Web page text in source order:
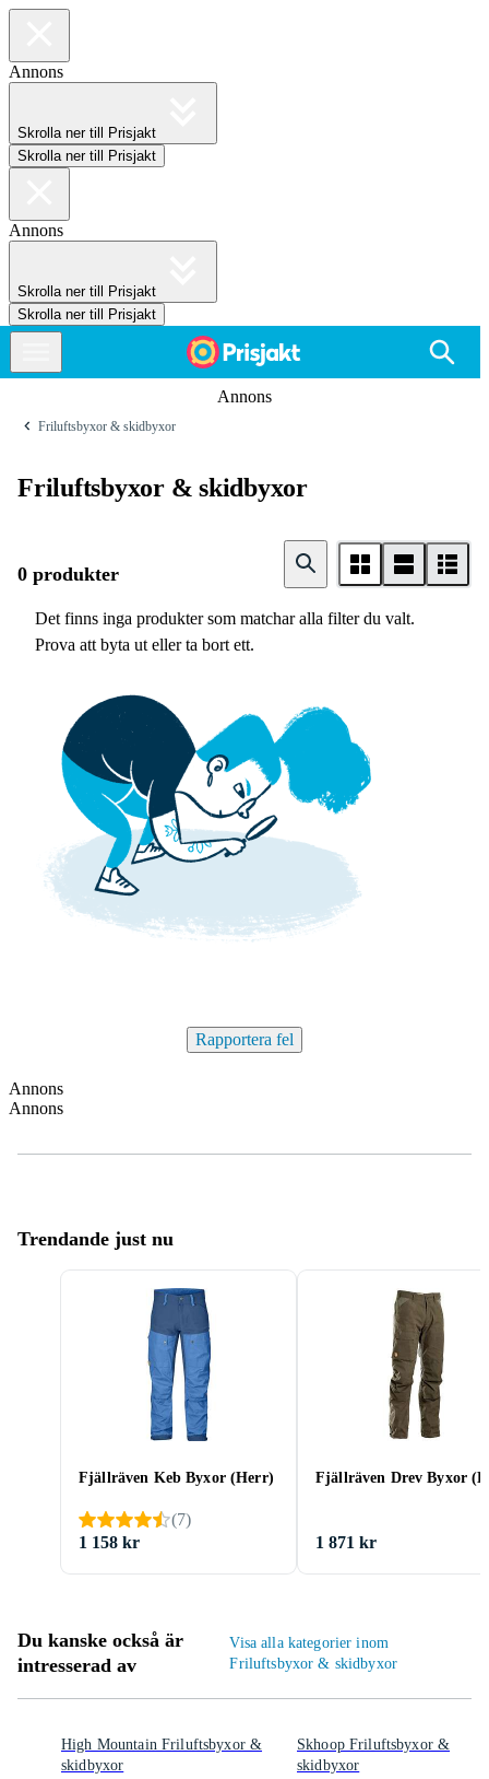
Annons
Skrolla ner till Prisjakt
Skrolla ner till Prisjakt
Annons
Skrolla ner till Prisjakt
Skrolla ner till Prisjakt
Annons
Friluftsbyxor & skidbyxor
Friluftsbyxor & skidbyxor
0 produkter
Det finns inga produkter som matchar alla filter du valt.
Prova att byta ut eller ta bort ett.
Rapportera fel
Annons
Annons
Trendande just nu
Fjällräven Keb Byxor (Herr)
(7)
1 158 kr
Fjällräven Drev Byxor
1 871 kr
Du kanske också är
intresserad av
Visa alla kategorier inom
Friluftsbyxor & skidbyxor
High Mountain Friluftsbyxor &
skidbyxor
Skhoop Friluftsbyxor &
skidbyxor